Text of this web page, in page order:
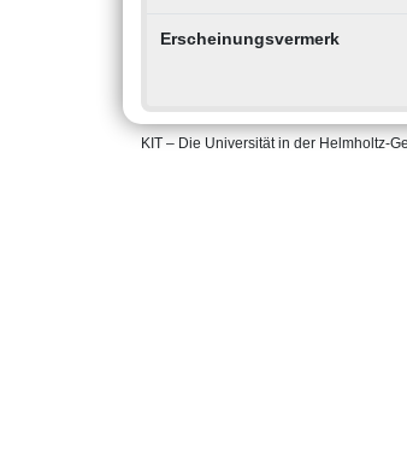
Erscheinungsvermerk
KIT – Die Universität in der Helmholtz-